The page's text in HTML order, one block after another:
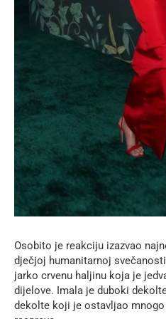
Osobito je reakciju izazvao
dječjoj humanitarnoj
jarko crvenu haljinu koja je
dijelove. Imala je duboki
dekolte koji je ostavljao